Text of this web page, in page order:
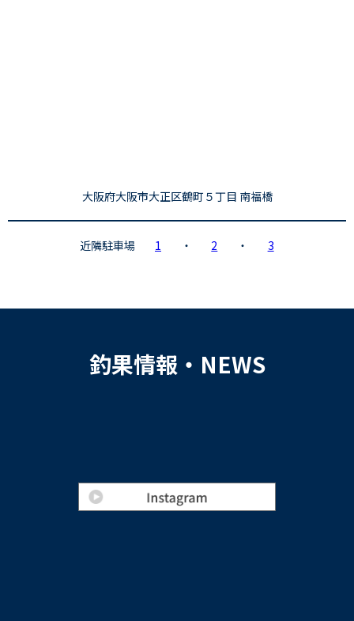
大阪府大阪市大正区鶴町５丁目 南福橋
近隣駐車場 1 ・ 2 ・ 3
釣果情報・NEWS